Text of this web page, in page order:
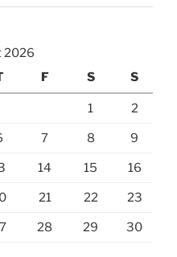
2026
F S S
1 2
7 8 9
14 15 16
21 22 23
28 29 30